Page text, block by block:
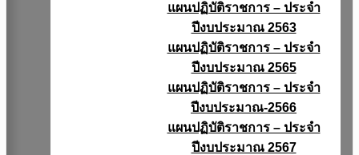
แผนปฏิบัติราชการ – ประจำ
ปีงบประมาณ 2563
แผนปฏิบัติราชการ – ประจำ
ปีงบประมาณ 2565
แผนปฏิบัติราชการ – ประจำ
ปีงบประมาณ-2566
แผนปฏิบัติราชการ – ประจำ
ปีงบประมาณ 2567